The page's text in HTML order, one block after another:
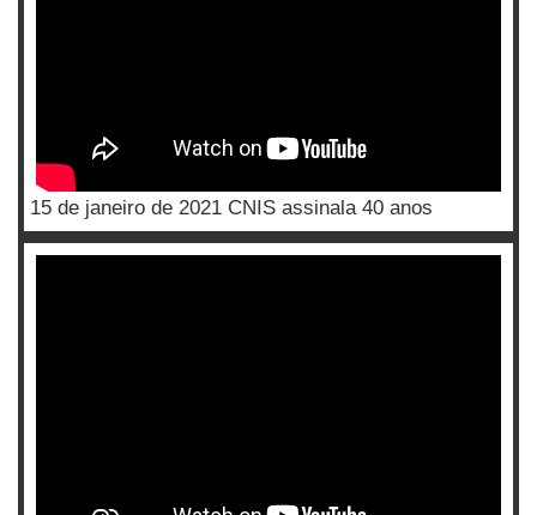
15 de janeiro de 2021 CNIS assinala 40 anos